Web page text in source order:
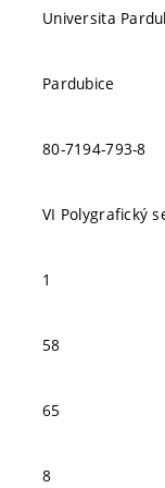
Universita
Pardubice
80-7194-793-8
VI Polygrafický
1
58
65
8